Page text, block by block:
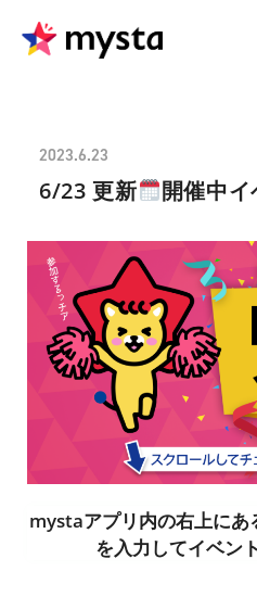
2023.6.23
6/23 更新 開催中
mystaアプリ内の右上にあ
を入力してイベン